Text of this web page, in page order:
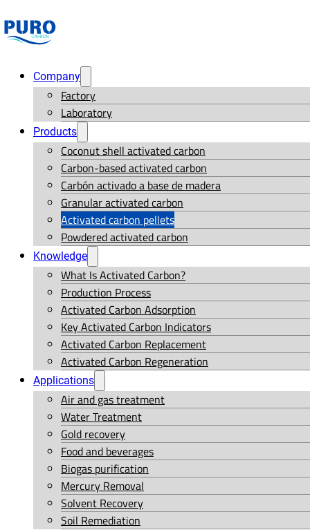
Company
Factory
Laboratory
Products
Coconut shell activated carbon
Carbon-based activated carbon
Carbón activado a base de madera
Granular activated carbon
Activated carbon pellets
Powdered activated carbon
Knowledge
What Is Activated Carbon?
Production Process
Activated Carbon Adsorption
Key Activated Carbon Indicators
Activated Carbon Replacement
Activated Carbon Regeneration
Applications
Air and gas treatment
Water Treatment
Gold recovery
Food and beverages
Biogas purification
Mercury Removal
Solvent Recovery
Soil Remediation